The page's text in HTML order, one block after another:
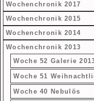
Wochenchronik 2017
Wochenchronik 2015
Wochenchronik 2014
Wochenchronik 2013
Woche 52 Galerie
Woche 51
Woche 40 Nebulös